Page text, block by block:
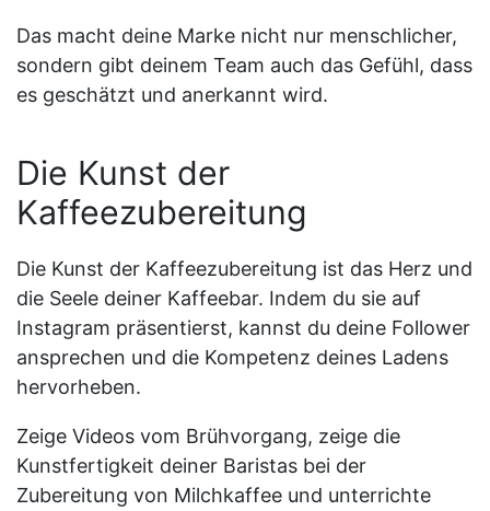
Das macht deine Marke nicht nur menschlicher,
sondern gibt deinem Team auch das Gefühl, dass
es geschätzt und anerkannt wird.
Die Kunst der
Kaffeezubereitung
Die Kunst der Kaffeezubereitung ist das Herz und
die Seele deiner Kaffeebar. Indem du sie auf
Instagram präsentierst, kannst du deine Follower
ansprechen und die Kompetenz deines Ladens
hervorheben.
Zeige Videos vom Brühvorgang, zeige die
Kunstfertigkeit deiner Baristas bei der
Zubereitung von Milchkaffee und unterrichte